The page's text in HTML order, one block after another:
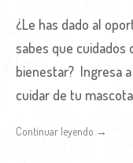
¿Le has dado al
sabes que cuidados
bienestar? Ingresa
cuidar de tu mascota
Continuar leyendo →